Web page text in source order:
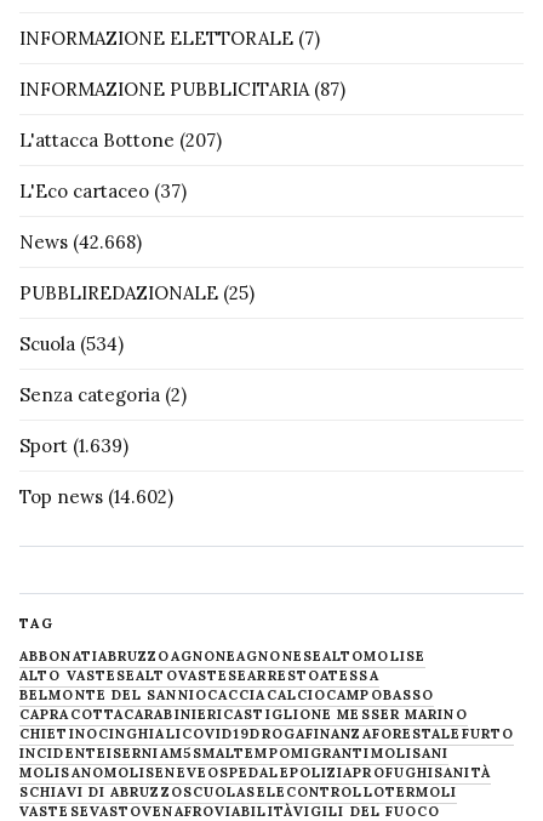
INFORMAZIONE ELETTORALE (7)
INFORMAZIONE PUBBLICITARIA(87)
L'attacca Bottone (207)
L'Eco cartaceo (37)
News (42.668)
PUBBLIREDAZIONALE (25)
Scuola (534)
Senza categoria (2)
Sport (1.639)
Top news (14.602)
TAG
ABBONATIABRUZZOAGNONEAGNONESEALTOMOLISE
ALTO VASTESEALTOVASTESEARRESTOATESSA
BELMONTE DEL SANNIOCACCIACALCIOCAMPOBASSO
CAPRACOTTACARABINIERICASTIGLIONE MESSER MARINO
CHIETINOCINGHIALICOVID19DROGAFINANZAFORESTALE FURTO
INCIDENTEISERNIAM5SMALTEMPOMIGRANTIMOLISANI
MOLISANOMOLISENEVE OSPEDALEPOLIZIAPROFUGHISANITÀ
SCHIAVI DI ABRUZZOSCUOLASELECONTROLLOTERMOLI
VASTESEVASTOVENAFROVIABILITÀVIGILI DEL FUOCO